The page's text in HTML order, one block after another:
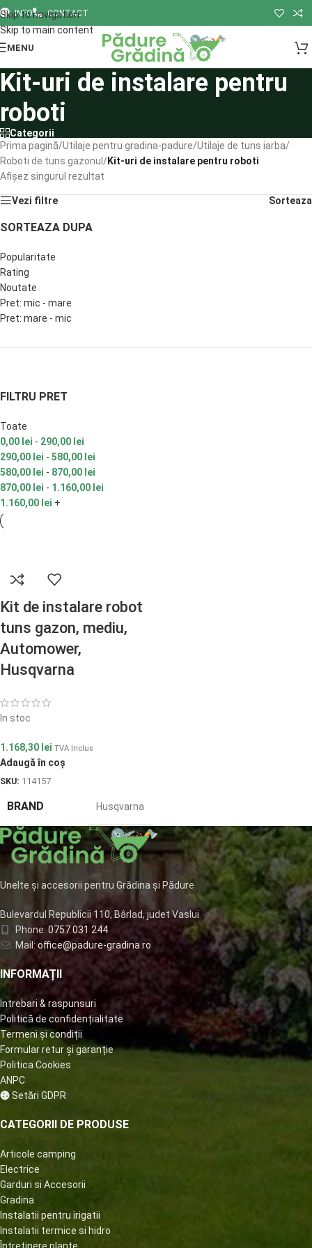
Skip to navigation
Skip to main content
INFO CONTACT
MENU
Kit-uri de instalare pentru
roboti
Categorii
Prima pagină/Utilaje pentru gradina-padure/Utilaje de tuns iarba/
Roboti de tuns gazonul /Kit-uri de instalare pentru roboti
Afișez singurul rezultat
Vezi filtre Sorteaza
SORTEAZA DUPA
Popularitate
Rating
Noutate
Pret: mic - mare
Pret: mare - mic
FILTRU PRET
Toate
0,00 lei - 290,00 lei
290,00 lei - 580,00 lei
580,00 lei - 870,00 lei
870,00 lei - 1.160,00 lei
1.160,00 lei +
Kit de instalare robot
tuns gazon, mediu,
Automower,
Husqvarna
In stoc
1.168,30 lei TVA Inclus
Adaugă în coș
SKU: 114157
BRAND Husqvarna
Unelte și accesorii pentru Grădina și Pădure
Bulevardul Republicii 110, Bârlad, judet Vaslui
Phone: 0757 031 244
Mail: office@padure-gradina.ro
INFORMAȚII
Intrebari & raspunsuri
Politică de confidențialitate
Termeni și condiții
Formular retur și garanție
Politica Cookies
ANPC
Setări GDPR
CATEGORII DE PRODUSE
Articole camping
Electrice
Garduri si Accesorii
Gradina
Instalatii pentru irigatii
Instalatii termice si hidro